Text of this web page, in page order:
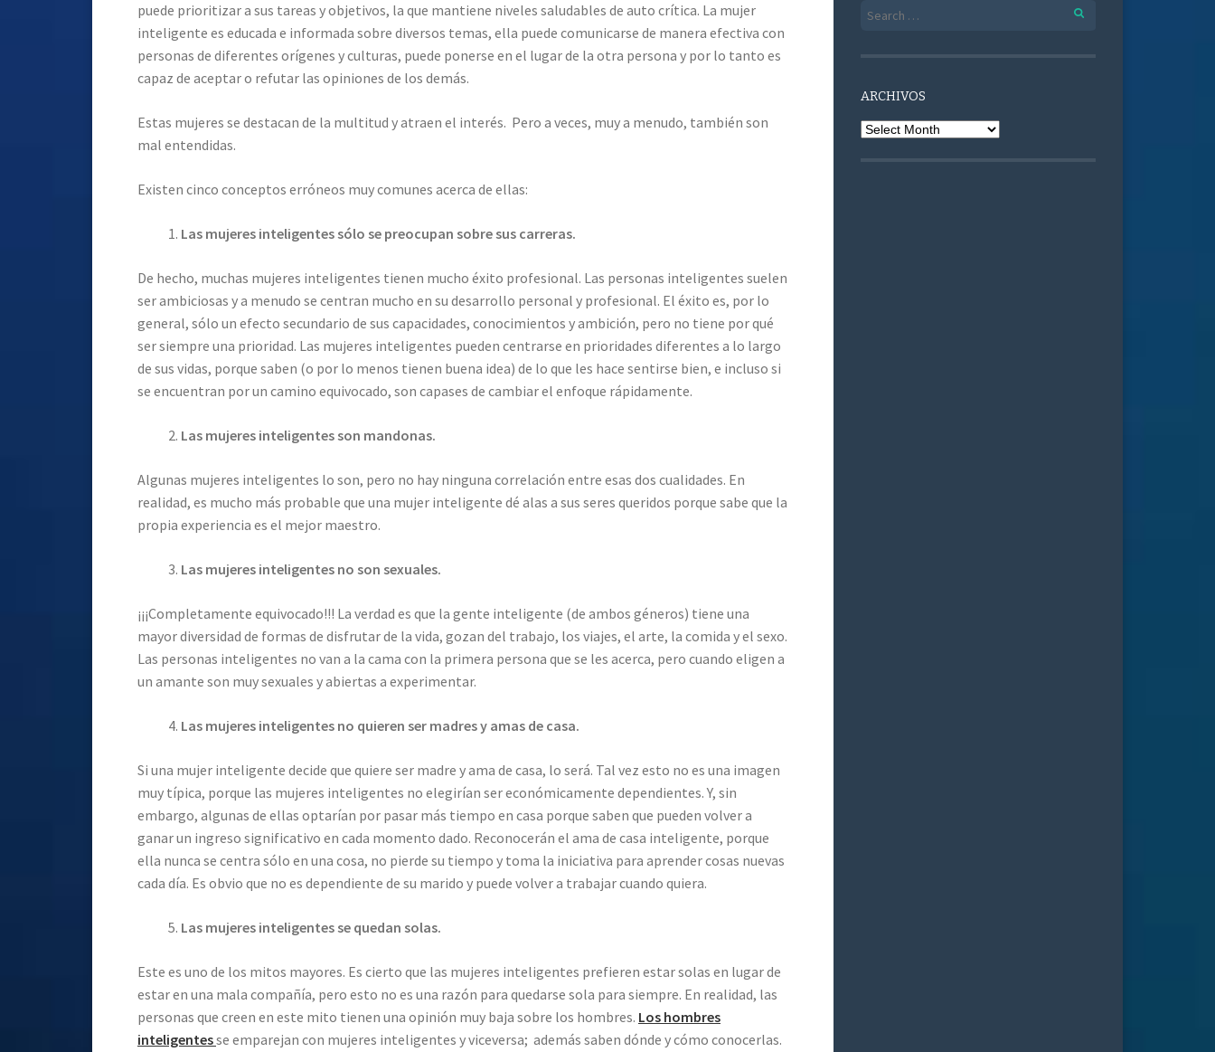
puede prioritizar a sus tareas y objetivos, la que mantiene niveles saludables de auto crítica. La mujer
inteligente es educada e informada sobre diversos temas, ella puede comunicarse de manera efectiva con
personas de diferentes orígenes y culturas, puede ponerse en el lugar de la otra persona y por lo tanto es
capaz de aceptar o refutar las opiniones de los demás.
Estas mujeres se destacan de la multitud y atraen el interés. Pero a veces, muy a menudo, también son
mal entendidas.
Existen cinco conceptos erróneos muy comunes acerca de ellas:
Las mujeres inteligentes sólo se preocupan sobre sus carreras.
De hecho, muchas mujeres inteligentes tienen mucho éxito profesional. Las personas inteligentes suelen
ser ambiciosas y a menudo se centran mucho en su desarrollo personal y profesional. El éxito es, por lo
general, sólo un efecto secundario de sus capacidades, conocimientos y ambición, pero no tiene por qué
ser siempre una prioridad. Las mujeres inteligentes pueden centrarse en prioridades diferentes a lo largo
de sus vidas, porque saben (o por lo menos tienen buena idea) de lo que les hace sentirse bien, e incluso si
se encuentran por un camino equivocado, son capases de cambiar el enfoque rápidamente.
Las mujeres inteligentes son mandonas.
Algunas mujeres inteligentes lo son, pero no hay ninguna correlación entre esas dos cualidades. En
realidad, es mucho más probable que una mujer inteligente dé alas a sus seres queridos porque sabe que la
propia experiencia es el mejor maestro.
Las mujeres inteligentes no son sexuales.
¡¡¡Completamente equivocado!!! La verdad es que la gente inteligente (de ambos géneros) tiene una
mayor diversidad de formas de disfrutar de la vida, gozan del trabajo, los viajes, el arte, la comida y el sexo.
Las personas inteligentes no van a la cama con la primera persona que se les acerca, pero cuando eligen a
un amante son muy sexuales y abiertas a experimentar.
Las mujeres inteligentes no quieren ser madres y amas de casa.
Si una mujer inteligente decide que quiere ser madre y ama de casa, lo será. Tal vez esto no es una imagen
muy típica, porque las mujeres inteligentes no elegirían ser económicamente dependientes. Y, sin
embargo, algunas de ellas optarían por pasar más tiempo en casa porque saben que pueden volver a
ganar un ingreso significativo en cada momento dado. Reconocerán el ama de casa inteligente, porque
ella nunca se centra sólo en una cosa, no pierde su tiempo y toma la iniciativa para aprender cosas nuevas
cada día. Es obvio que no es dependiente de su marido y puede volver a trabajar cuando quiera.
Las mujeres inteligentes se quedan solas.
Este es uno de los mitos mayores. Es cierto que las mujeres inteligentes prefieren estar solas en lugar de
estar en una mala compañía, pero esto no es una razón para quedarse sola para siempre. En realidad, las
personas que creen en este mito tienen una opinión muy baja sobre los hombres. Los hombres
inteligentesse emparejan con mujeres inteligentes y viceversa; además saben dónde y cómo conocerlas.
Search for:
ARCHIVOS
Archivos